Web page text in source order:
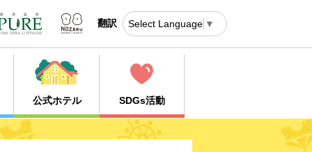
翻訳 Select Language ▼
公式ホテル SDGs活動